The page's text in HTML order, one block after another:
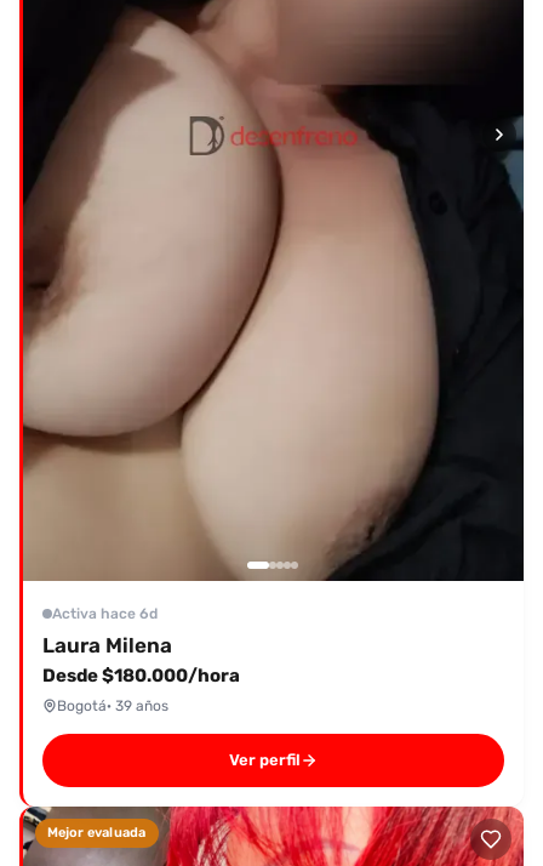
Activa hace 6d
Laura Milena
Desde $180.000/hora
Bogotá· 39 años
Ver perfil
Mejor evaluada